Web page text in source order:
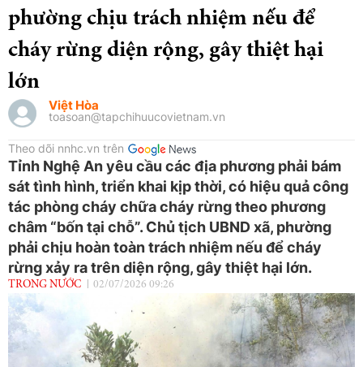
phường chịu trách nhiệm nếu để
cháy rừng diện rộng, gây thiệt hại
lớn
Việt Hòa
toasoan@tapchihuucovietnam.vn
Theo dõi nnhc.vn trên
Tỉnh Nghệ An yêu cầu các địa phương phải bám
sát tình hình, triển khai kịp thời, có hiệu quả công
tác phòng cháy chữa cháy rừng theo phương
châm “bốn tại chỗ”. Chủ tịch UBND xã, phường
phải chịu hoàn toàn trách nhiệm nếu để cháy
rừng xảy ra trên diện rộng, gây thiệt hại lớn.
TRONG NƯỚC 02/07/2026 09:26